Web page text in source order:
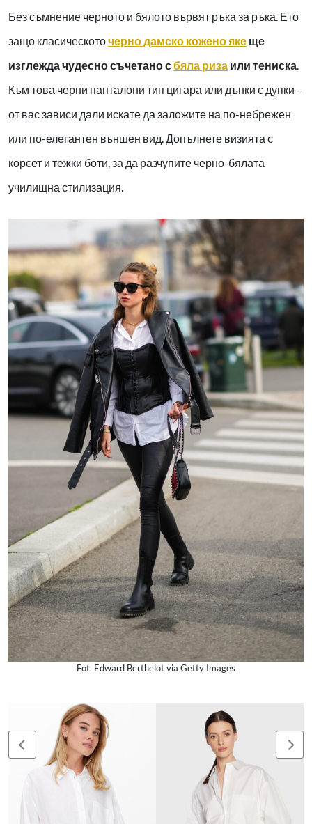
Без съмнение черното и бялото вървят ръка за ръка. Ето
защо класическоточерно дамско кожено яке ще
изглежда чудесно съчетано сбяла риза или тениска.
Към това черни панталони тип цигара или дънки с дупки –
от вас зависи дали искате да заложите на по-небрежен
или по-елегантен външен вид. Допълнете визията с
корсет и тежки боти, за да разчупите черно-бялата
училищна стилизация.
Fot. Edward Berthelot via Getty Images